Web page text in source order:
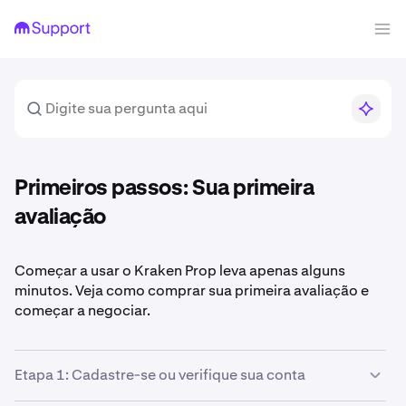
Primeiros passos: Sua primeira
avaliação
Começar a usar o Kraken Prop leva apenas alguns
minutos. Veja como comprar sua primeira avaliação e
começar a negociar.
Etapa 1: Cadastre-se ou verifique sua conta